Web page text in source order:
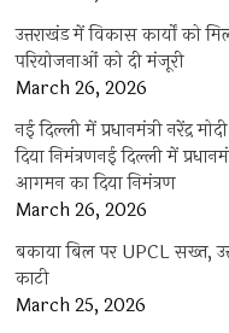
उत्तराखंड में विकास कार्यों को
परियोजनाओं को दी मंजूरी
March 26, 2026
नई दिल्ली में प्रधानमंत्री नरेंद्र
दिया निमंत्रणनई दिल्ली में
आगमन का दिया निमंत्रण
March 26, 2026
बकाया बिल पर UPCL सख्त,
काटी
March 25, 2026